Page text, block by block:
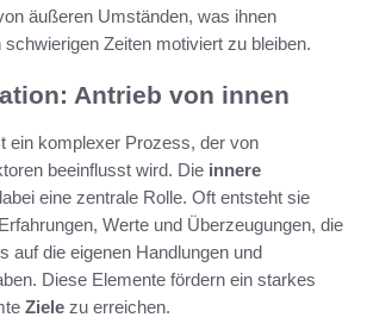
äußeren Umständen, was ihnen
Zeiten motiviert zu bleiben.
Antrieb von innen
ein komplexer Prozess, der von
beeinflusst wird. Die innere
eine zentrale Rolle. Oft entsteht sie
Werte und Überzeugungen, die
auf die eigenen Handlungen und
Diese Elemente fördern ein starkes
Ziele zu erreichen.